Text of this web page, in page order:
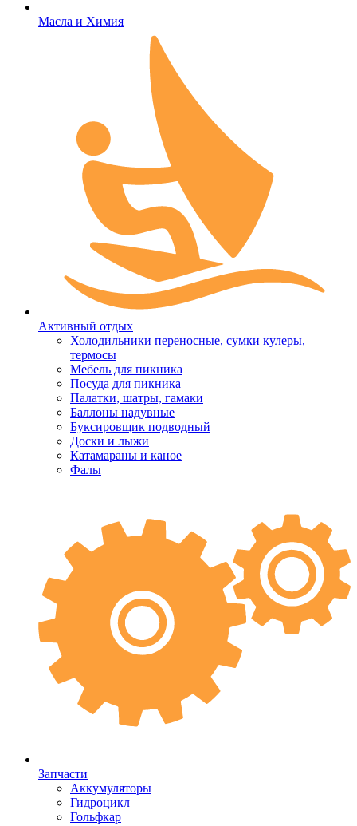
Масла и Химия
Активный отдых
Холодильники переносные, сумки кулеры,
термосы
Мебель для пикника
Посуда для пикника
Палатки, шатры, гамаки
Баллоны надувные
Буксировщик подводный
Доски и лыжи
Катамараны и каное
Фалы
Запчасти
Аккумуляторы
Гидроцикл
Гольфкар